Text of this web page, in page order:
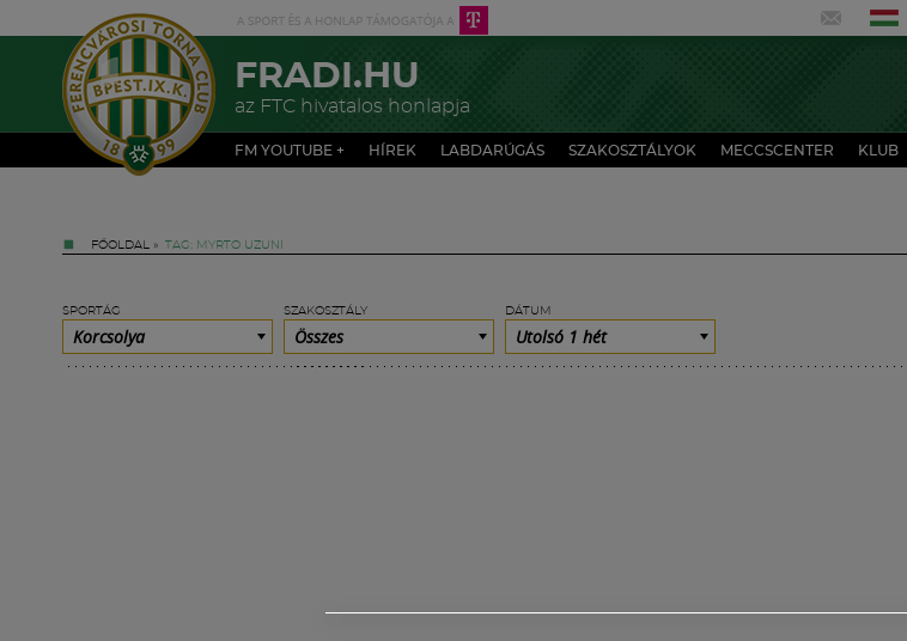
FRADI.HU
az FTC hivatalos honlapja
FM YOUTUBE + HÍREK LABDARÚGÁS SZAKOSZTÁLYOK MECCSCENTER KLUB
FŐOLDAL » TAG: MYRTO UZUNI
SPORTÁG
Korcsolya
SZAKOSZTÁLY
Összes
DÁTUM
Utolsó 1 hét